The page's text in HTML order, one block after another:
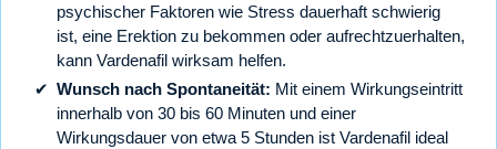
psychischer Faktoren wie Stress dauerhaft schwierig
ist, eine Erektion zu bekommen oder aufrechtzuerhalten,
kann Vardenafil wirksam helfen.
Wunsch nach Spontaneität: Mit einem Wirkungseintritt
innerhalb von 30 bis 60 Minuten und einer
Wirkungsdauer von etwa 5 Stunden ist Vardenafil ideal